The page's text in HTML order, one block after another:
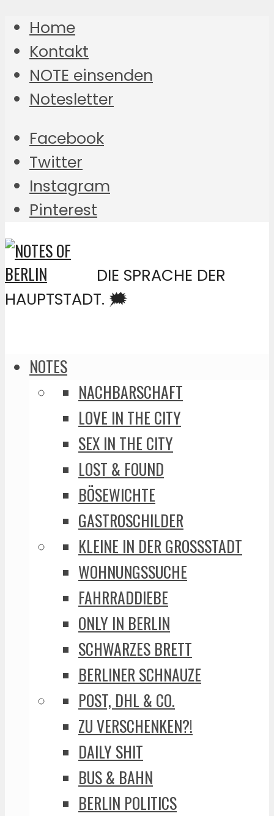
Home
Kontakt
NOTE einsenden
Notesletter
Facebook
Twitter
Instagram
Pinterest
DIE SPRACHE DER
HAUPTSTADT. 🗯️
NOTES
NACHBARSCHAFT
LOVE IN THE CITY
SEX IN THE CITY
LOST & FOUND
BÖSEWICHTE
GASTROSCHILDER
KLEINE IN DER GROSSSTADT
WOHNUNGSSUCHE
FAHRRADDIEBE
ONLY IN BERLIN
SCHWARZES BRETT
BERLINER SCHNAUZE
POST, DHL & CO.
ZU VERSCHENKEN?!
DAILY SHIT
BUS & BAHN
BERLIN POLITICS